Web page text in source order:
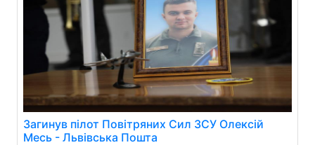
Загинув пілот Повітряних Сил ЗСУ Олексій
Месь - Львівська Пошта